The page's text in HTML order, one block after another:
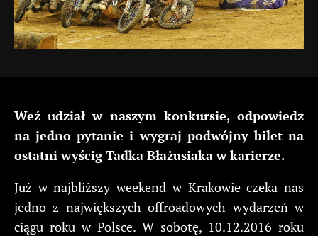
Weź udział w naszym konkursie, odpowiedz
na jedno pytanie i wygraj podwójny bilet na
ostatni wyścig Tadka Błażusiaka w karierze.
Już w najbliższy weekend w Krakowie czeka nas
jedno z największych offroadowych wydarzeń w
ciągu roku w Polsce. W sobotę, 10.12.2016 roku